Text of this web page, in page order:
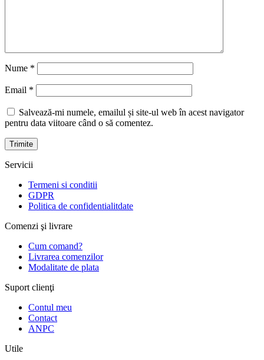
Nume *
Email *
Salvează-mi numele, emailul și site-ul web în acest navigator
pentru data viitoare când o să comentez.
Servicii
Termeni si conditii
GDPR
Politica de confidentialitdate
Comenzi şi livrare
Cum comand?
Livrarea comenzilor
Modalitate de plata
Suport clienţi
Contul meu
Contact
ANPC
Utile